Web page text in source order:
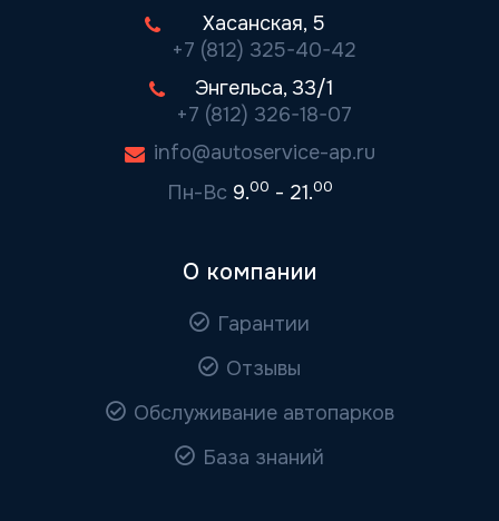
Хасанская, 5
+7 (812) 325-40-42
Энгельса, 33/1
+7 (812) 326-18-07
info@autoservice-ap.ru
Пн-Вс 9.00 - 21.00
О компании
Гарантии
Отзывы
Обслуживание автопарков
База знаний